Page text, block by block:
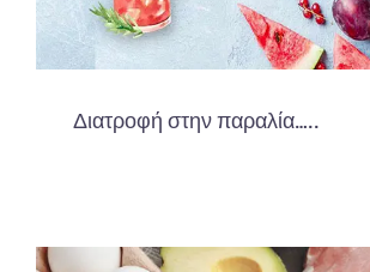
Διατροφή στην παραλία…..